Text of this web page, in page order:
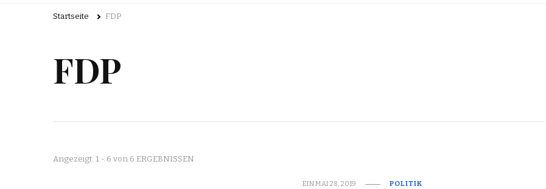
Startseite FDP
FDP
Angezeigt: 1 - 6 von 6 ERGEBNISSEN
EINMAI 28, 2019 POLITIK